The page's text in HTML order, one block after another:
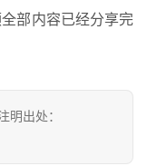
部内容已经分享完
明出处：